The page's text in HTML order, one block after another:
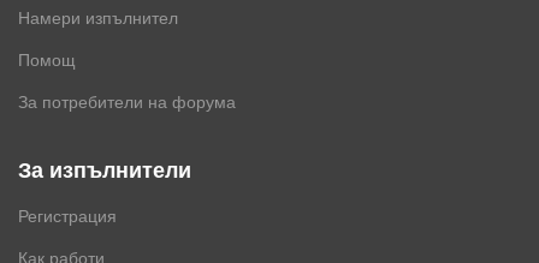
Намери изпълнител
Помощ
За потребители на форума
За изпълнители
Регистрация
Как работи